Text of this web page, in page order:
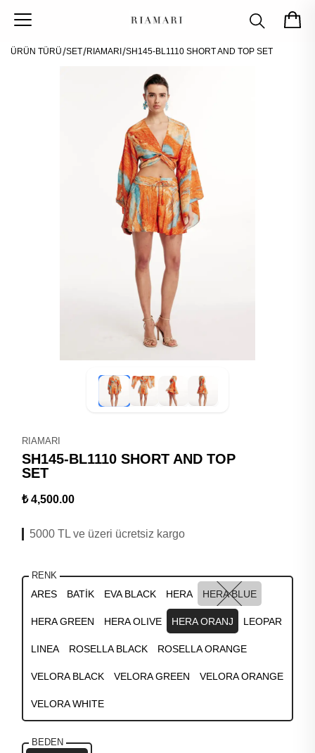
ÜRÜN TÜRÜ SET RIAMARI SH145-BL1110 SHORT AND TOP SET
RIAMARI
SH145-BL1110 SHORT AND TOP
SET
₺ 4,500.00
5000 TL ve üzeri ücretsiz kargo
RENK
ARES BATİK EVA BLACK HERA HERA BLUE
HERA GREEN HERA OLIVE HERA ORANJ LEOPAR
LINEA ROSELLA BLACK ROSELLA ORANGE
VELORA BLACK VELORA GREEN VELORA ORANGE
VELORA WHITE
BEDEN